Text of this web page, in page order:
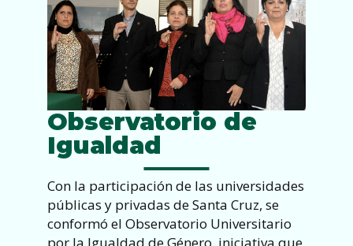
Observatorio de
Igualdad
Con la participación de las universidades
públicas y privadas de Santa Cruz, se
conformó el Observatorio Universitario